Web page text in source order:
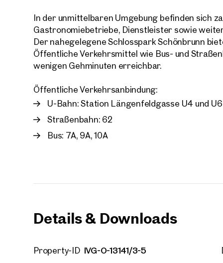
In der unmittelbaren Umgebung befinden sich
Gastronomiebetriebe, Dienstleister sowie
Der nahegelegene Schlosspark Schönbrunn
Öffentliche Verkehrsmittel wie Bus- und
wenigen Gehminuten erreichbar.
Öffentliche Verkehrsanbindung:
U-Bahn: Station Längenfeldgasse U4 und U6
Straßenbahn: 62
Bus: 7A, 9A, 10A
Details & Downloads
Property-ID IVG-O-13141/3-5
E-